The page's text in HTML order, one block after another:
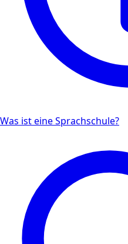
Was ist eine Sprachschule?